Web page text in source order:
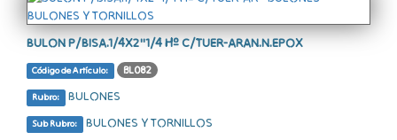
BULON P/BISA.1/4X2"1/4 Hº C/TUER-ARAN.N.EPOX
Código de Artículo: BL082
Rubro: BULONES
Sub Rubro: BULONES Y TORNILLOS